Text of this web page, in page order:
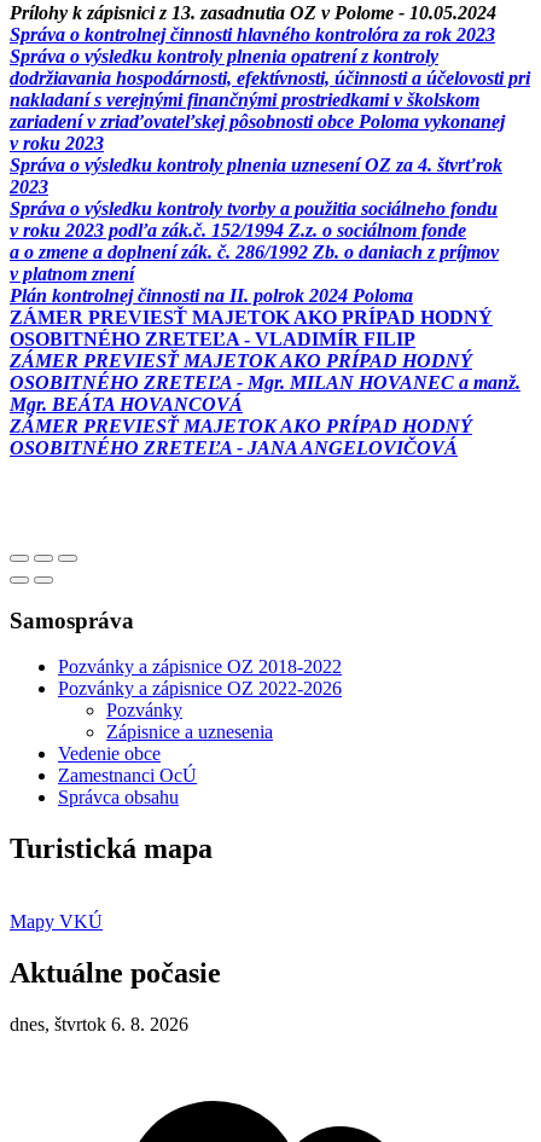
Prílohy k zápisnici z 13. zasadnutia OZ v Polome - 10.05.2024
Správa o kontrolnej činnosti hlavného kontrolóra za rok 2023
Správa o výsledku kontroly plnenia opatrení z kontroly
dodržiavania hospodárnosti, efektívnosti, účinnosti a účelovosti pri
nakladaní s verejnými finančnými prostriedkami v školskom
zariadení v zriaďovateľskej pôsobnosti obce Poloma vykonanej
v roku 2023
Správa o výsledku kontroly plnenia uznesení OZ za 4. štvrťrok
2023
Správa o výsledku kontroly tvorby a použitia sociálneho fondu
v roku 2023 podľa zák.č. 152/1994 Z.z. o sociálnom fonde
a o zmene a doplnení zák. č. 286/1992 Zb. o daniach z príjmov
v platnom znení
Plán kontrolnej činnosti na II. polrok 2024 Poloma
ZÁMER PREVIESŤ MAJETOK AKO PRÍPAD HODNÝ
OSOBITNÉHO ZRETEĽA - VLADIMÍR FILIP
ZÁMER PREVIESŤ MAJETOK AKO PRÍPAD HODNÝ
OSOBITNÉHO ZRETEĽA - Mgr. MILAN HOVANEC a manž.
Mgr. BEÁTA HOVANCOVÁ
ZÁMER PREVIESŤ MAJETOK AKO PRÍPAD HODNÝ
OSOBITNÉHO ZRETEĽA - JANA ANGELOVIČOVÁ
Samospráva
Pozvánky a zápisnice OZ 2018-2022
Pozvánky a zápisnice OZ 2022-2026
Pozvánky
Zápisnice a uznesenia
Vedenie obce
Zamestnanci OcÚ
Správca obsahu
Turistická mapa
Mapy VKÚ
Aktuálne počasie
dnes, štvrtok 6. 8. 2026